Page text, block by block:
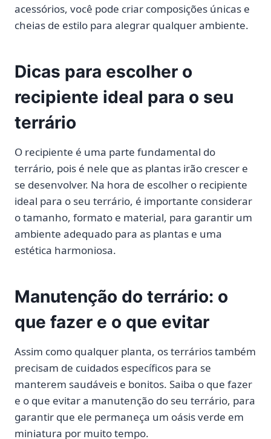
acessórios, você pode criar composições únicas e
cheias de estilo para alegrar qualquer ambiente.
Dicas para escolher o
recipiente ideal para o seu
terrário
O recipiente é uma parte fundamental do
terrário, pois é nele que as plantas irão crescer e
se desenvolver. Na hora de escolher o recipiente
ideal para o seu terrário, é importante considerar
o tamanho, formato e material, para garantir um
ambiente adequado para as plantas e uma
estética harmoniosa.
Manutenção do terrário: o
que fazer e o que evitar
Assim como qualquer planta, os terrários também
precisam de cuidados específicos para se
manterem saudáveis ​​e bonitos. Saiba o que fazer
e o que evitar a manutenção do seu terrário, para
garantir que ele permaneça um oásis verde em
miniatura por muito tempo.